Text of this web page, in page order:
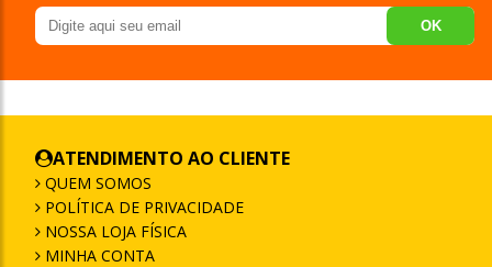
OK
ATENDIMENTO AO CLIENTE
QUEM SOMOS
POLÍTICA DE PRIVACIDADE
NOSSA LOJA FÍSICA
MINHA CONTA